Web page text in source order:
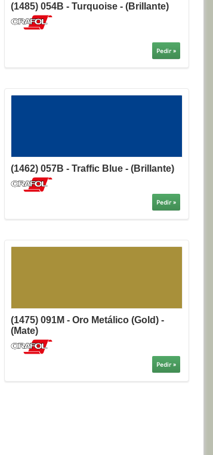
(1485) 054B - Turquoise - (Brillante)
Pedir »
(1462) 057B - Traffic Blue - (Brillante)
Pedir »
(1475) 091M - Oro Metálico (Gold) -
(Mate)
Pedir »